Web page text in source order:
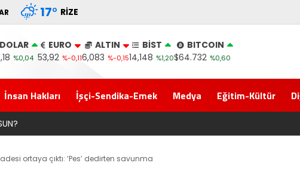
17° RIZE
DOLAR
%0,04
EURO
53,92 %-0,11
ALTIN
6,083 %-0,15
BİST
14,148 %1,20
BITCOIN
$64.732 %0,60
İnsan Hakları İşçi-Sendika-Emek Medya Eğitim-Kültür
Erdoğan’ın Memleketi Rize’den Başladı
ortaya çıktı: ‘Pes’ dedirten savunma